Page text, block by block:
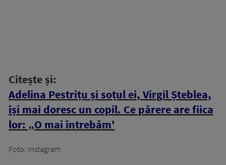
Citește și:
Adelina Pestrițu și soțul ei, Virgil Șteblea,
își mai doresc un copil. Ce părere are fiica
lor: „O mai întrebăm'
Foto: Instagram